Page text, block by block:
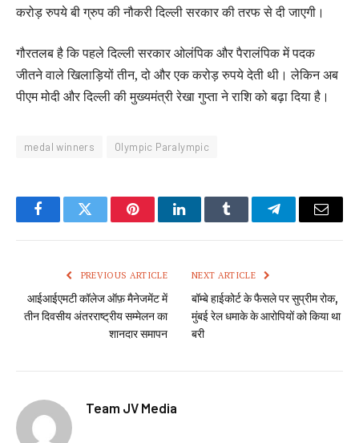
करोड़ रुपये बी ग्रुप की नौकरी दिल्ली सरकार की तरफ से दी जाएगी।
गौरतलब है कि पहले दिल्ली सरकार ओलंपिक और पैरालंपिक में पदक
जीतने वाले खिलाड़ियों तीन, दो और एक करोड़ रुपये देती थी। लेकिन अब
पीएम मोदी और दिल्ली की मुख्यमंत्री रेखा गुप्ता ने राशि को बढ़ा दिया है।
medal winners Olympic Paralympic
FacebookTwitter PinterestLinkedInTumblr TelegramEmail
PREVIOUS ARTICLE
आईआईएमटी कॉलेज ऑफ़ मैनेजमेंट में
तीन दिवसीय अंतरराष्ट्रीय सम्मेलन का
शानदार समापन
NEXT ARTICLE
बॉम्बे हाईकोर्ट के फैसले पर सुप्रीम रोक,
मुंबई रेल धमाके के आरोपियों को किया था
बरी
Team JV Media